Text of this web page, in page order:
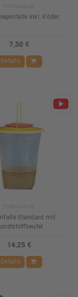
inkl. Köder
7,50 €
Details
Standard mit
14,25 €
Details